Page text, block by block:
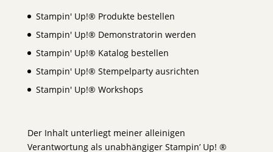
Stampin' Up!® Produkte bestellen
Stampin' Up!® Demonstratorin werden
Stampin' Up!® Katalog bestellen
Stampin' Up!® Stempelparty ausrichten
Stampin' Up!® Workshops
Der Inhalt unterliegt meiner alleinigen
Verantwortung als unabhängiger Stampin’ Up! ®